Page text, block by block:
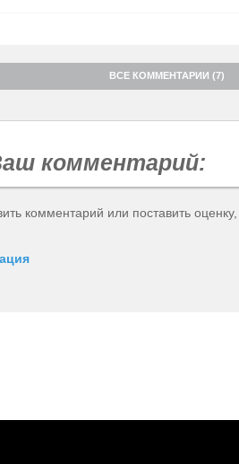
ВСЕ КОММЕНТАРИИ (7)
комментарий:
комментарий или поставить